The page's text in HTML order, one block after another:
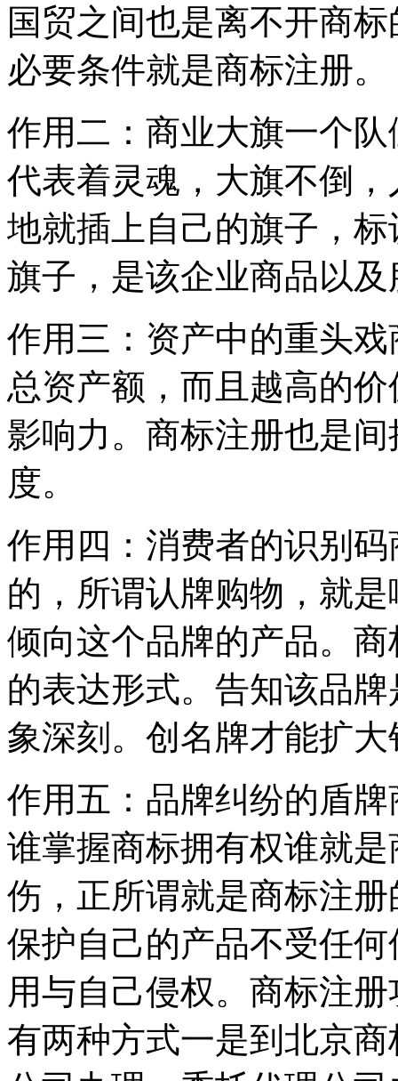
国贸之间也是离不开商
必要条件就是商标注册。
作用二：商业大旗一个
代表着灵魂，大旗不倒
地就插上自己的旗子，
旗子，是该企业商品以
作用三：资产中的重头
总资产额，而且越高的
影响力。商标注册也是
度。
作用四：消费者的识别
的，所谓认牌购物，就
倾向这个品牌的产品。
的表达形式。告知该品
象深刻。创名牌才能扩大
作用五：品牌纠纷的盾
谁掌握商标拥有权谁就
伤，正所谓就是商标注
保护自己的产品不受任
用与自己侵权。商标注
有两种方式一是到北京